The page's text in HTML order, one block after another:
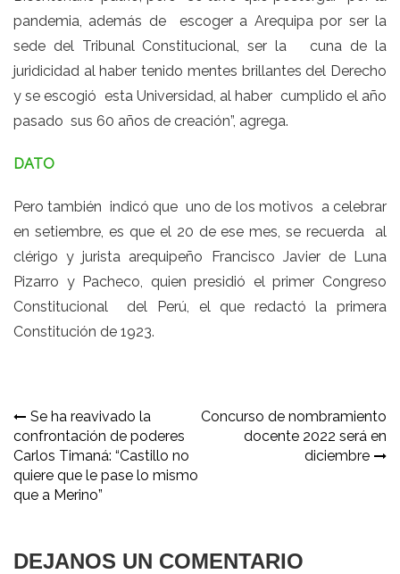
pandemia, además de escoger a Arequipa por ser la
sede del Tribunal Constitucional, ser la cuna de la
juridicidad al haber tenido mentes brillantes del Derecho
y se escogió esta Universidad, al haber cumplido el año
pasado sus 60 años de creación”, agrega.
DATO
Pero también indicó que uno de los motivos a celebrar
en setiembre, es que el 20 de ese mes, se recuerda al
clérigo y jurista arequipeño Francisco Javier de Luna
Pizarro y Pacheco, quien presidió el primer Congreso
Constitucional del Perú, el que redactó la primera
Constitución de 1923.
Navegación
de
entradas
Se ha reavivado la
confrontación de poderes
Carlos Timaná: “Castillo no
quiere que le pase lo mismo
que a Merino”
Concurso de nombramiento
docente 2022 será en
diciembre
DEJANOS UN COMENTARIO